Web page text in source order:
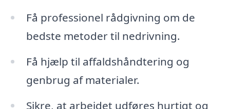
Få professionel rådgivning om de
bedste metoder til nedrivning.
Få hjælp til affaldshåndtering og
genbrug af materialer.
Sikre, at arbejdet udføres hurtigt og